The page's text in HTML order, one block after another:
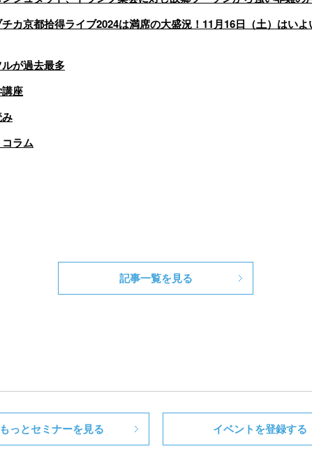
記事一覧を見る
もっとセミナーを見る イベントを登録する